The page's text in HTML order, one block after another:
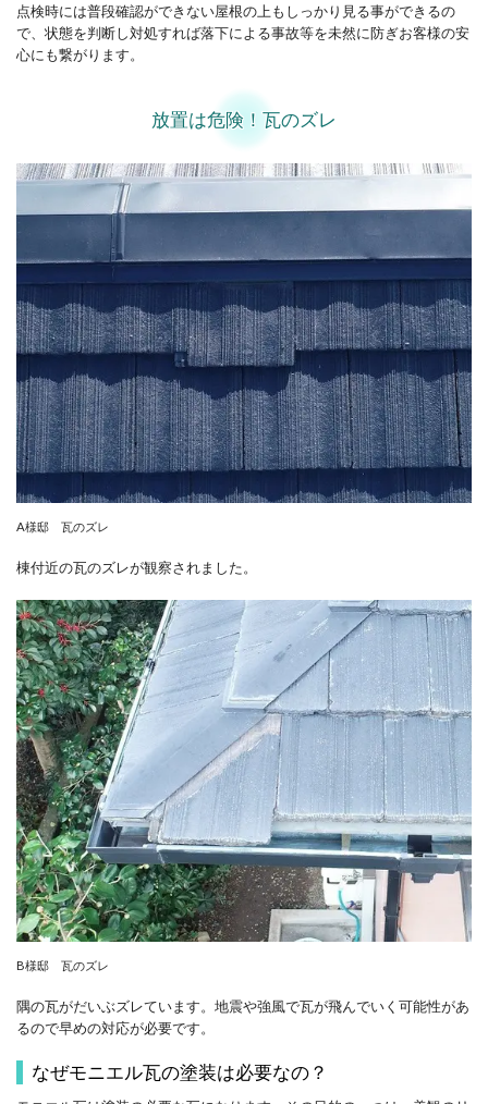
点検時には普段確認ができない屋根の上もしっかり見る事ができるの
で、状態を判断し対処すれば落下による事故等を未然に防ぎお客様の安
心にも繋がります。
放置は危険！瓦のズレ
A様邸 瓦のズレ
棟付近の瓦のズレが観察されました。
B様邸 瓦のズレ
隅の瓦がだいぶズレています。地震や強風で瓦が飛んでいく可能性があ
るので早めの対応が必要です。
なぜモニエル瓦の塗装は必要なの？